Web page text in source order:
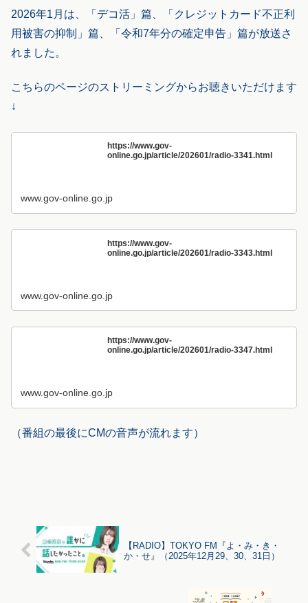
2026年1月は、「デコ活」篇、「クレジットカード不正利
用被害の抑制」篇、「令和7年分の確定申告」篇が放送さ
れました。
こちらのページのストリーミングからお聴きいただけます
↓
https://www.gov-
online.go.jp/article/202601/radio-3341.html
www.gov-online.go.jp
https://www.gov-
online.go.jp/article/202601/radio-3343.html
www.gov-online.go.jp
https://www.gov-
online.go.jp/article/202601/radio-3347.html
www.gov-online.go.jp
（番組の最後にCMの音声が流れます）
【RADIO】TOKYO FM『よ・み・き・
か・せ』（2025年12月29、30、31日）